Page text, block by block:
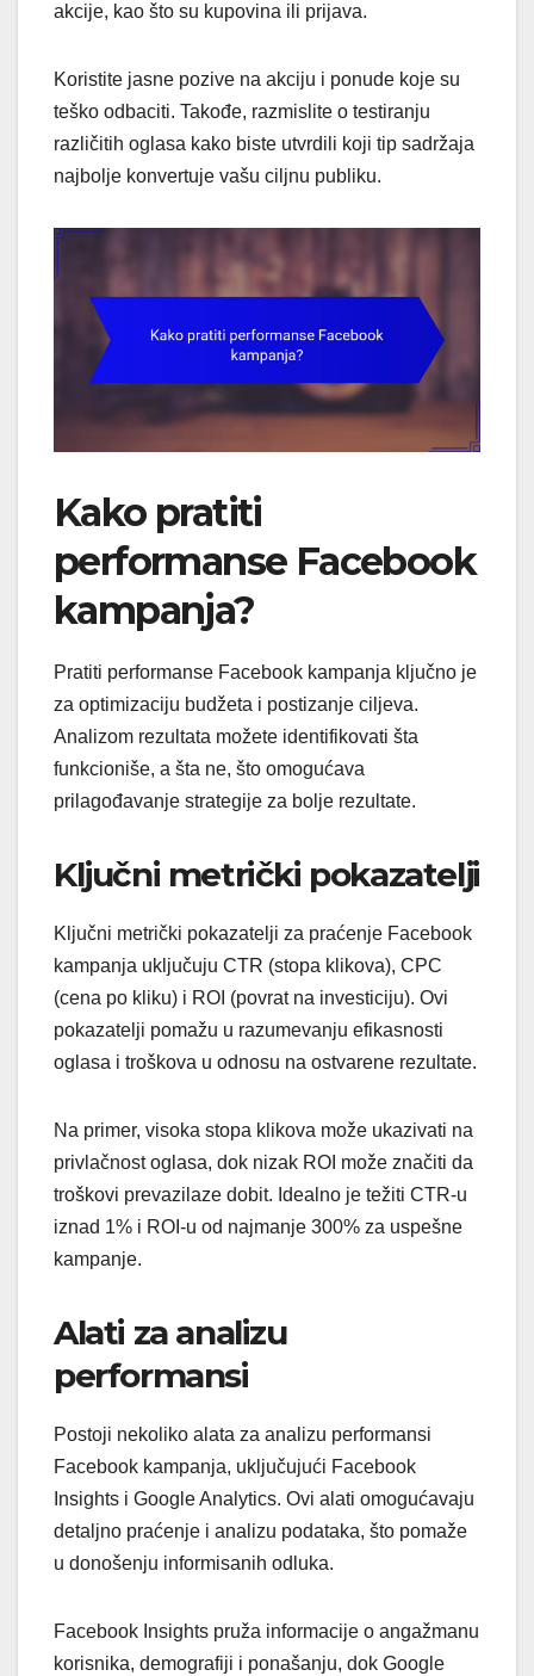
akcije, kao što su kupovina ili prijava.
Koristite jasne pozive na akciju i ponude koje su
teško odbaciti. Takođe, razmislite o testiranju
različitih oglasa kako biste utvrdili koji tip sadržaja
najbolje konvertuje vašu ciljnu publiku.
Kako pratiti
performanse Facebook
kampanja?
Pratiti performanse Facebook kampanja ključno je
za optimizaciju budžeta i postizanje ciljeva.
Analizom rezultata možete identifikovati šta
funkcioniše, a šta ne, što omogućava
prilagođavanje strategije za bolje rezultate.
Ključni metrički pokazatelji
Ključni metrički pokazatelji za praćenje Facebook
kampanja uključuju CTR (stopa klikova), CPC
(cena po kliku) i ROI (povrat na investiciju). Ovi
pokazatelji pomažu u razumevanju efikasnosti
oglasa i troškova u odnosu na ostvarene rezultate.
Na primer, visoka stopa klikova može ukazivati na
privlačnost oglasa, dok nizak ROI može značiti da
troškovi prevazilaze dobit. Idealno je težiti CTR-u
iznad 1% i ROI-u od najmanje 300% za uspešne
kampanje.
Alati za analizu
performansi
Postoji nekoliko alata za analizu performansi
Facebook kampanja, uključujući Facebook
Insights i Google Analytics. Ovi alati omogućavaju
detaljno praćenje i analizu podataka, što pomaže
u donošenju informisanih odluka.
Facebook Insights pruža informacije o angažmanu
korisnika, demografiji i ponašanju, dok Google